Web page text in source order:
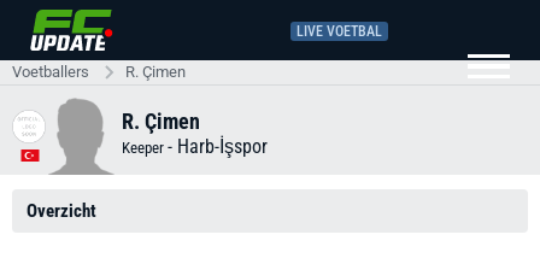
LIVE VOETBAL
Voetballers R. Çimen
R. Çimen
Keeper - Harb-İşspor
Overzicht